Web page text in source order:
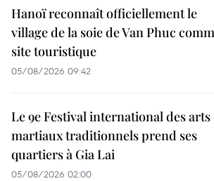
Hanoï reconnaît officiellement le
village de la soie de Van Phuc
site touristique
05/08/2026 09:42
Le 9e Festival international des arts
martiaux traditionnels prend ses
quartiers à Gia Lai
05/08/2026 02:00